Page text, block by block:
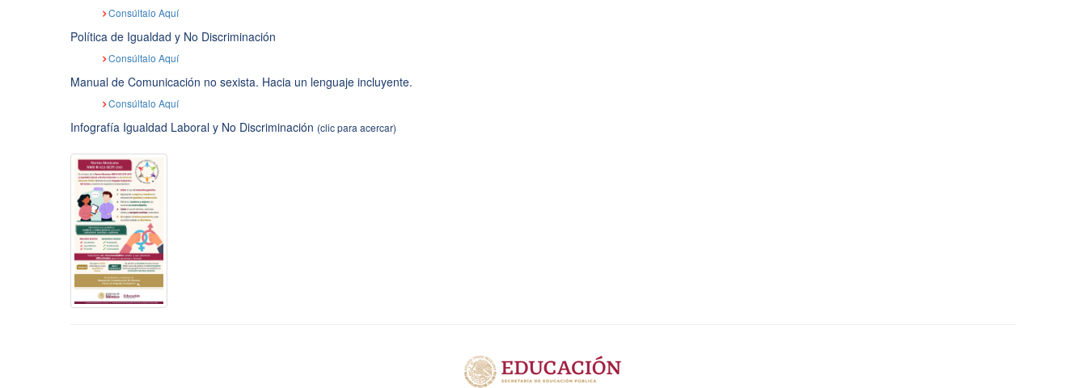
Consúltalo Aquí
Política de Igualdad y No Discriminación
Consúltalo Aquí
Manual de Comunicación no sexista. Hacia un lenguaje incluyente.
Consúltalo Aquí
Infografía Igualdad Laboral y No Discriminación (clic para acercar)